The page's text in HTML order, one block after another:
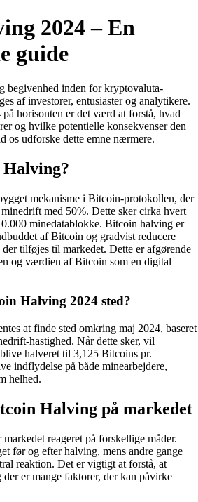
2024 – En
guide
begivenhed inden for kryptovaluta-
af investorer, entusiaster og analytikere.
horisonten er det værd at forstå, hvad
og hvilke potentielle konsekvenser den
os udforske dette emne nærmere.
mekanisme i Bitcoin-protokollen, der
med 50%. Dette sker cirka hvert
minedatablokke. Bitcoin halving er
af Bitcoin og gradvist reducere
tilføjes til markedet. Dette er afgørende
og værdien af Bitcoin som en digital
Halving 2024 sted?
at finde sted omkring maj 2024, baseret
hastighed. Når dette sker, vil
halveret til 3,125 Bitcoins pr.
indflydelse på både minearbejdere,
helhed.
Halving på markedet
reageret på forskellige måder.
før og efter halving, mens andre gange
reaktion. Det er vigtigt at forstå, at
er mange faktorer, der kan påvirke